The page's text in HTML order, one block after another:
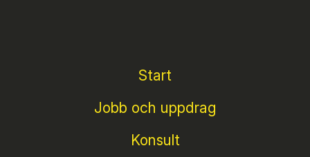
Start
Jobb och uppdrag
Konsult